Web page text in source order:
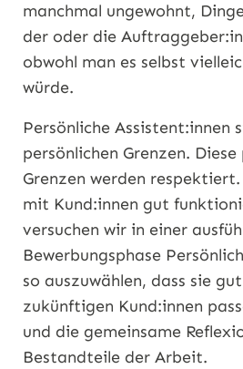
manchmal ungewohnt,
der oder die
obwohl man es selbst
würde.
Persönliche Assistent:innen
persönlichen Grenzen. Diese
Grenzen werden
mit Kund:innen gut
versuchen wir in einer
Bewerbungsphase
so auszuwählen, dass sie
zukünftigen Kund:innen
und die gemeinsame
Bestandteile der Arbeit.